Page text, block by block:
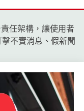
任架構，讓使用者
不實消息、假新聞